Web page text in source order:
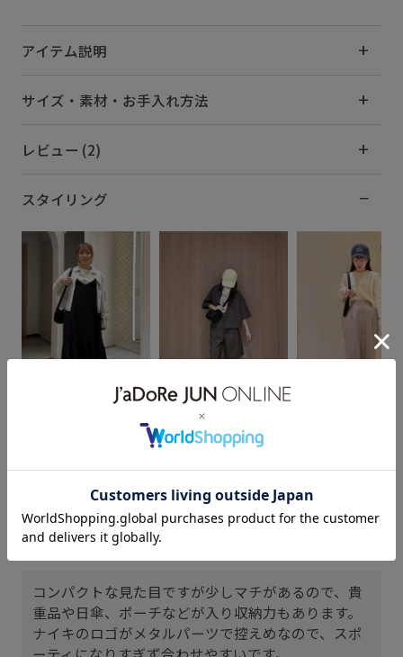
アイテム説明
サイズ・素材・お手入れ方法
レビュー (2)
スタイリング
nmt
157cm SIZE:F
スタッフレビュー
コンパクトな見た目ですが少しマチがあるので、貴
重品や日傘、ポーチなどが入り収納力もあります。
ナイキのロゴがメタルパーツで控えめなので、スポ